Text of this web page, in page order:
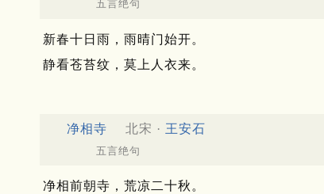
五言绝句
新春十日雨，雨晴门始开。
静看苍苔纹，莫上人衣来。
净相寺 北宋 · 王安石
五言绝句
净相前朝寺，荒凉二十秋。